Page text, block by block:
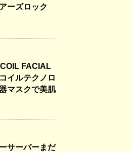
ーズロック
FACIAL
イルテクノロ
マスクで美肌
サーバーまだ